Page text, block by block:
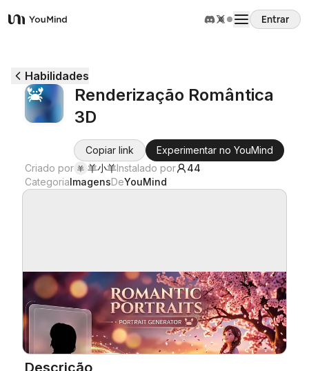
YouMind
Entrar
Casos de Uso
Habilidades
Prompts
Baixar
Blog
Habilidades
Renderização Romântica
3D
Copiar link
Experimentar no YouMind
Criado por 羊 羊小羊Instalado por
44
CategoriaImagensDeYouMind
Descrição